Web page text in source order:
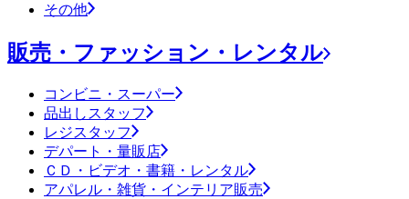
その他
販売・ファッション・レンタル
コンビニ・スーパー
品出しスタッフ
レジスタッフ
デパート・量販店
ＣＤ・ビデオ・書籍・レンタル
アパレル・雑貨・インテリア販売